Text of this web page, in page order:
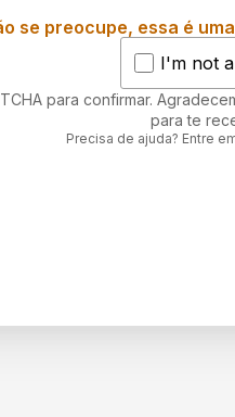
se preocupe, essa é
I'm not
para confirmar.
para te
Precisa de ajuda? Entre